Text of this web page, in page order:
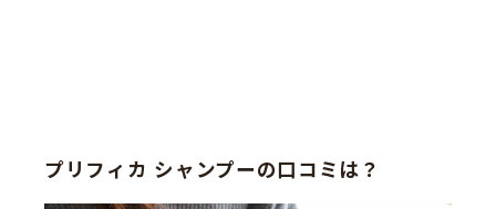
プリフィカ シャンプーの口コミは？